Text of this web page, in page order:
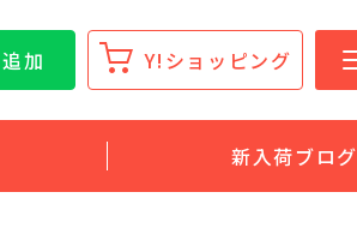
加 Y!ショッピング
新入荷ブログ